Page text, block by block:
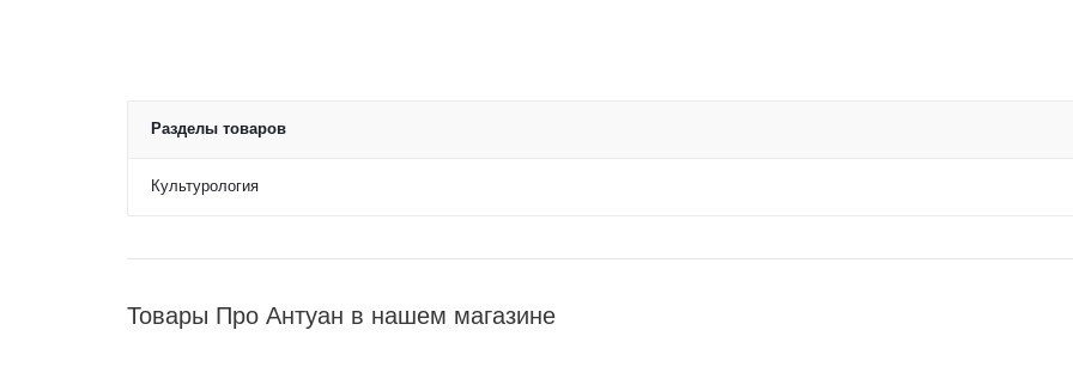
Разделы товаров
Культурология
Товары Про Антуан в нашем магазине